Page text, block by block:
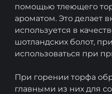
помощью тлеющего
ароматом. Это делает
используется в
шотландских болот,
использоваться при
При горении торфа
главными из них для